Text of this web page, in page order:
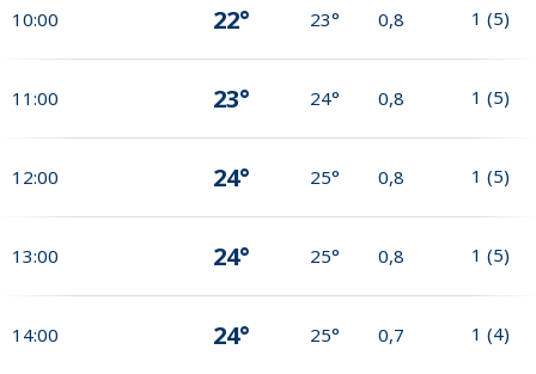
10:00 22° 23° 0,8 1 (5)
11:00 23° 24° 0,8 1 (5)
12:00 24° 25° 0,8 1 (5)
13:00 24° 25° 0,8 1 (5)
14:00 24° 25° 0,7 1 (4)